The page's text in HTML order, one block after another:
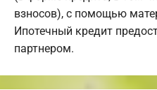
взносов), с помощью
Ипотечный кредит
партнером.